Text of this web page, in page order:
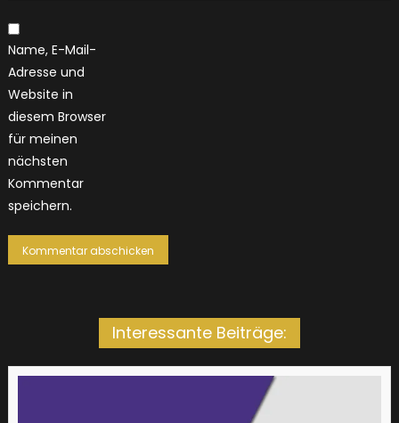
Name, E-Mail-
Adresse und
Website in
diesem Browser
für meinen
nächsten
Kommentar
speichern.
Interessante Beiträge: